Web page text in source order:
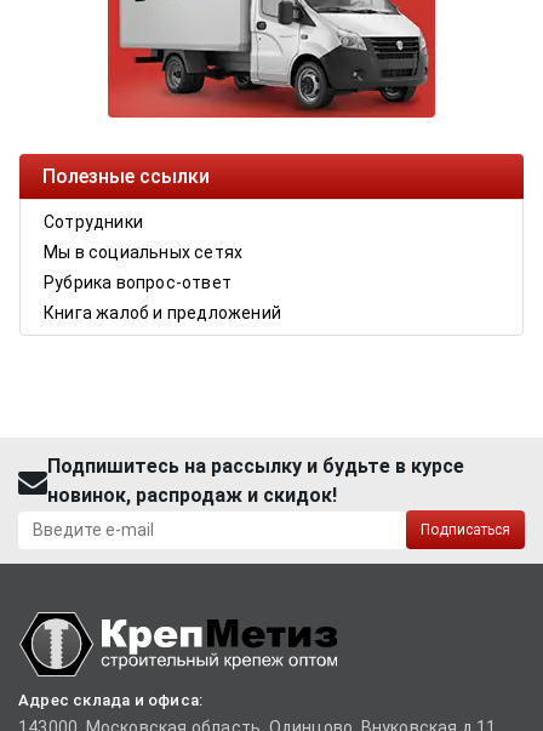
Полезные ссылки
Сотрудники
Мы в социальных сетях
Рубрика вопрос-ответ
Книга жалоб и предложений
Подпишитесь на рассылку и будьте в курсе
новинок, распродаж и скидок!
Подписаться
Адрес склада и офиса: